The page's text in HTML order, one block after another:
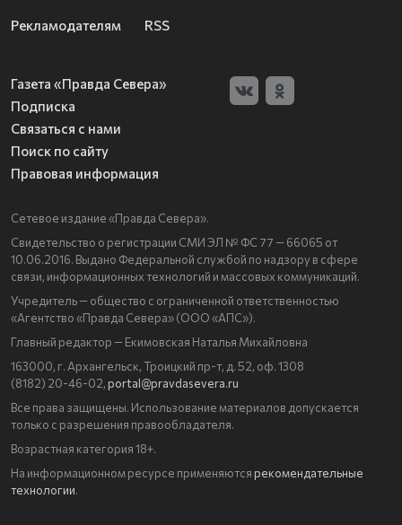
Рекламодателям RSS
Газета «Правда Севера»
Подписка
Связаться с нами
Поиск по сайту
Правовая информация
Сетевое издание «Правда Севера».
Свидетельство о регистрации СМИ ЭЛ № ФС 77 — 66065 от
10.06.2016. Выдано Федеральной службой по надзору в сфере
связи, информационных технологий и массовых коммуникаций.
Учредитель — общество с ограниченной ответственностью
«Агентство «Правда Севера» (ООО «АПС»).
Главный редактор — Екимовская Наталья Михайловна
163000, г. Архангельск, Троицкий пр-т, д. 52, оф. 1308
(8182) 20-46-02, portal@pravdasevera.ru
Все права защищены. Использование материалов допускается
только с разрешения правообладателя.
Возрастная категория 18+.
На информационном ресурсе применяются рекомендательные
технологии.